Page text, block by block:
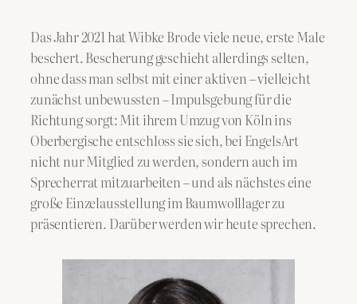
Das Jahr 2021 hat Wibke Brode viele neue, erste Male
beschert. Bescherung geschieht allerdings selten,
ohne dass man selbst mit einer aktiven – vielleicht
zunächst unbewussten – Impulsgebung für die
Richtung sorgt: Mit ihrem Umzug von Köln ins
Oberbergische entschloss sie sich, bei EngelsArt
nicht nur Mitglied zu werden, sondern auch im
Sprecherrat mitzuarbeiten – und als nächstes eine
große Einzelausstellung im Baumwolllager zu
präsentieren. Darüber werden wir heute sprechen.